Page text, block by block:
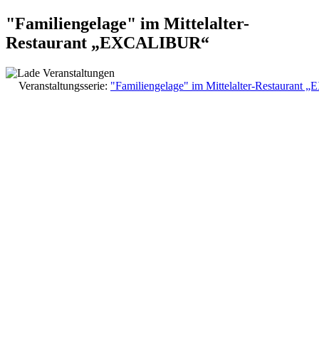
"Familiengelage" im Mittelalter-
Restaurant „EXCALIBUR“
Veranstaltungsserie: "Familiengelage" im Mittelalter-Restaurant